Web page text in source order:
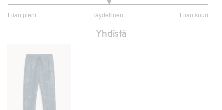
Liian pieni Täydellinen Liian suuri
/
Yhdistä